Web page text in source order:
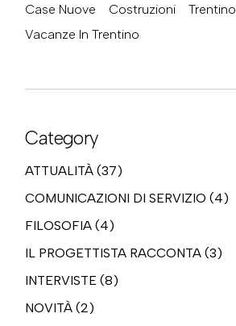
Case Nuove
Costruzioni
Trentino
Vacanze In Trentino
Category
ATTUALITÀ (37)
COMUNICAZIONI DI SERVIZIO (4)
FILOSOFIA (4)
IL PROGETTISTA RACCONTA (3)
INTERVISTE (8)
NOVITÀ (2)